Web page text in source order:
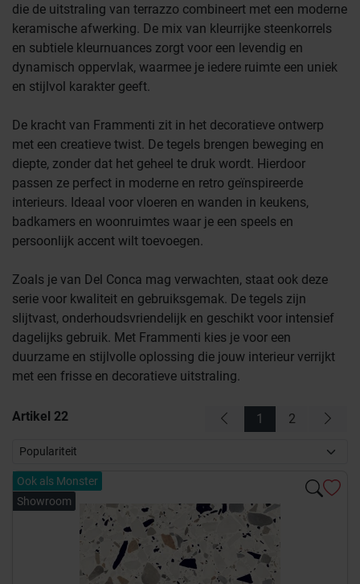
die de uitstraling van terrazzo combineert met een moderne
keramische afwerking. De mix van kleurrijke steenkorrels
en subtiele kleurnuances zorgt voor een levendig en
dynamisch oppervlak, waarmee je iedere ruimte een uniek
en stijlvol karakter geeft.
De kracht van Frammenti zit in het decoratieve ontwerp
met een creatieve twist. De tegels brengen beweging en
diepte, zonder dat het geheel te druk wordt. Hierdoor
passen ze perfect in moderne en retro geïnspireerde
interieurs. Ideaal voor vloeren en wanden in keukens,
badkamers en woonruimtes waar je een speels en
persoonlijk accent wilt toevoegen.
Zoals je van Del Conca mag verwachten, staat ook deze
serie voor kwaliteit en gebruiksgemak. De tegels zijn
slijtvast, onderhoudsvriendelijk en geschikt voor intensief
dagelijks gebruik. Met Frammenti kies je voor een
duurzame en stijlvolle oplossing die jouw interieur verrijkt
met een frisse en decoratieve uitstraling.
Artikel 22 1 2
Ook als Monster
Showroom